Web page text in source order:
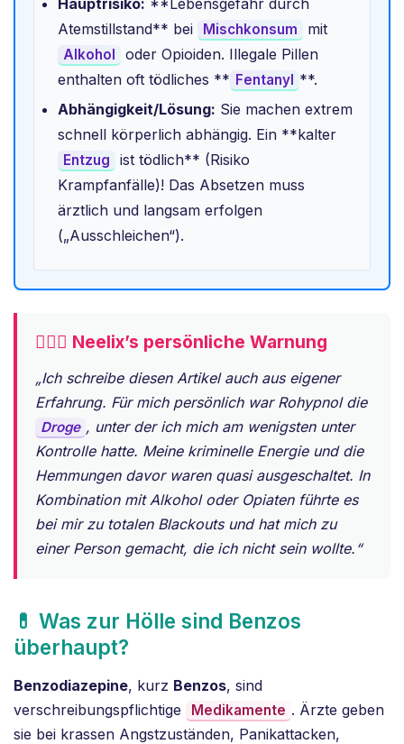
Atemstillstand** bei
Mischkonsum mit
Alkohol
oder Opioiden. Illegale Pillen
enthalten oft tödliches ** Fentanyl **.
Abhängigkeit/Lösung: Sie machen extrem
schnell körperlich abhängig. Ein **kalter
Entzug
ist tödlich** (Risiko
Krampfanfälle)! Das Absetzen muss
ärztlich und langsam erfolgen
(„Ausschleichen“).
🧔🏻‍♂️ Neelix’s persönliche Warnung
„Ich schreibe diesen Artikel auch aus eigener
Erfahrung. Für mich persönlich war Rohypnol die
Droge , unter der ich mich am wenigsten unter
Kontrolle hatte. Meine kriminelle Energie und die
Hemmungen davor waren quasi ausgeschaltet. In
Kombination mit Alkohol oder Opiaten führte es
bei mir zu totalen Blackouts und hat mich zu
einer Person gemacht, die ich nicht sein wollte.“
💊 Was zur Hölle sind Benzos
überhaupt?
Benzodiazepine, kurz Benzos, sind
verschreibungspflichtige
Medikamente . Ärzte geben
sie bei krassen Angstzuständen, Panikattacken,